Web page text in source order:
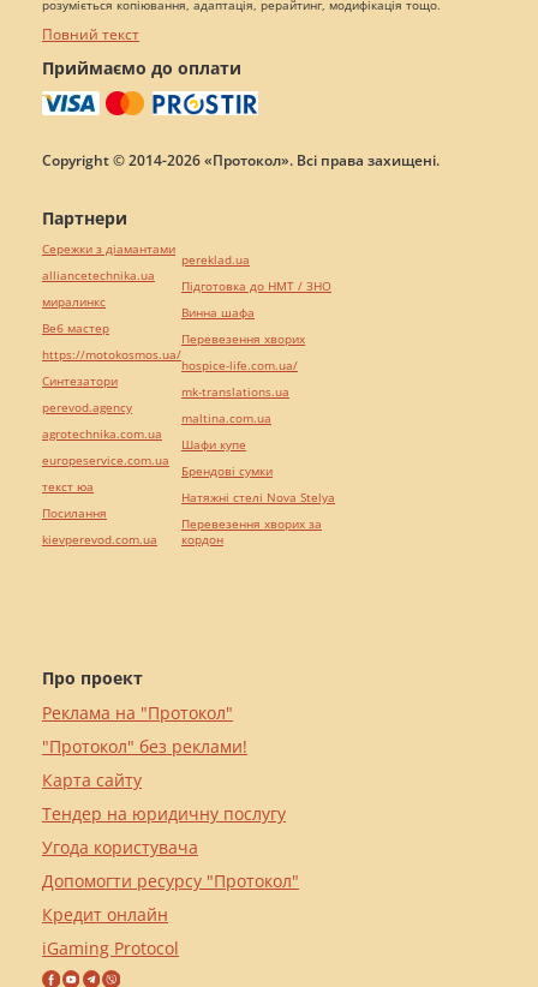
розуміється копіювання, адаптація, рерайтинг, модифікація тощо.
Повний текст
Приймаємо до оплати
Copyright © 2014-2026 «Протокол». Всі права захищені.
Про проект
Реклама на "Протокол"
"Протокол" без реклами!
Карта сайту
Тендер на юридичну послугу
Угода користувача
Допомогти ресурсу "Протокол"
Кредит онлайн
iGaming Protocol
Партнери
Сережки з діамантами
alliancetechnika.ua
миралинкс
Веб мастер
https://motokosmos.ua/
Синтезатори
perevod.agency
agrotechnika.com.ua
europeservice.com.ua
текст юа
Посилання
kievperevod.com.ua
pereklad.ua
Підготовка до НМТ / ЗНО
Винна шафа
Перевезення хворих
hospice-life.com.ua/
mk-translations.ua
maltina.com.ua
Шафи купе
Брендові сумки
Натяжні стелі Nova Stelya
Перевезення хворих за
кордон